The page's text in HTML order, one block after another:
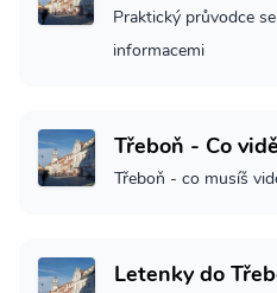
Praktický průvodce
informacemi
Třeboň - Co
Třeboň - co musíš
Letenky do